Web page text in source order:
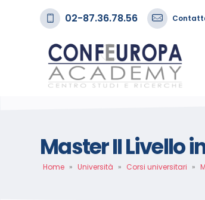
02-87.36.78.56
Master II Livello
Home » Università » Corsi universitari »